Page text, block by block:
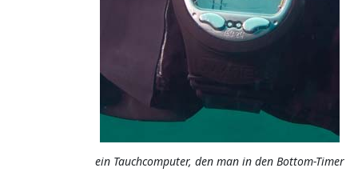
ein Tauchcomputer, den man in den Bottom-Timer